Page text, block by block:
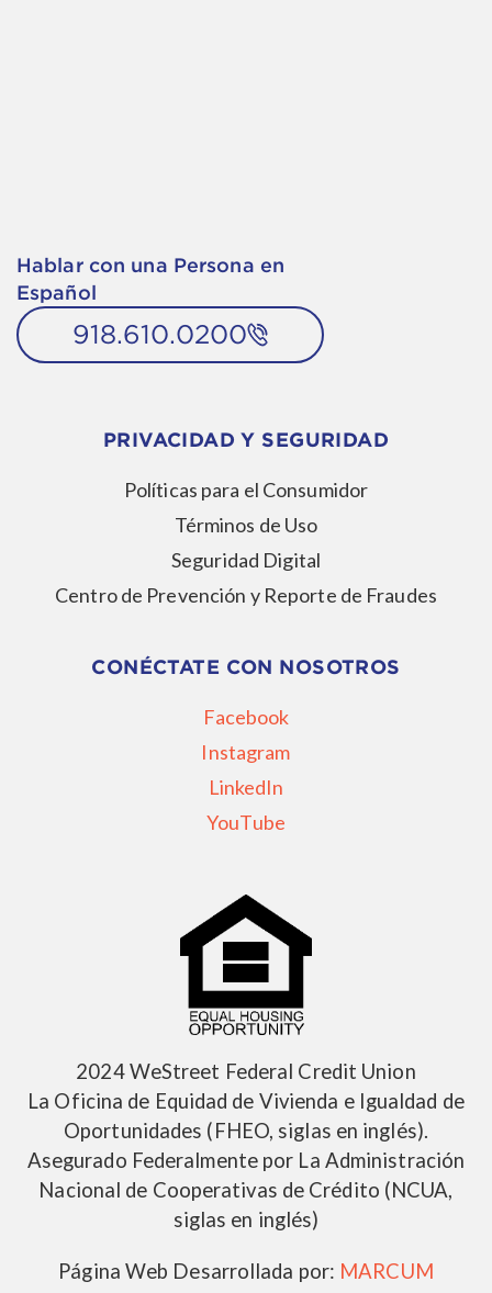
Hablar con una Persona en
Español
918.610.0200
PRIVACIDAD Y SEGURIDAD
Políticas para el Consumidor
Términos de Uso
Seguridad Digital
Centro de Prevención y Reporte de Fraudes
CONÉCTATE CON NOSOTROS
Facebook
Instagram
LinkedIn
YouTube
2024 WeStreet Federal Credit Union
La Oficina de Equidad de Vivienda e Igualdad de
Oportunidades (FHEO, siglas en inglés).
Asegurado Federalmente por La Administración
Nacional de Cooperativas de Crédito (NCUA,
siglas en inglés)
Página Web Desarrollada por: MARCUM